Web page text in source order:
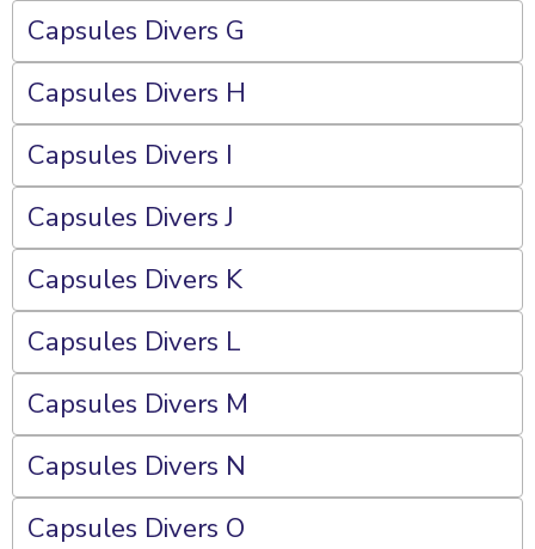
Capsules Divers G
Capsules Divers H
Capsules Divers I
Capsules Divers J
Capsules Divers K
Capsules Divers L
Capsules Divers M
Capsules Divers N
Capsules Divers O